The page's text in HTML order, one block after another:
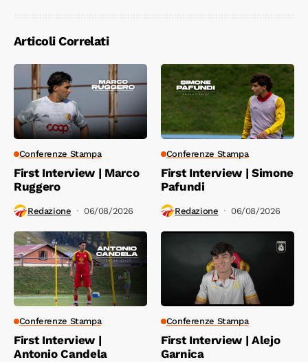
Articoli Correlati
Conferenze Stampa
First Interview | Marco
Ruggero
Redazione 06/08/2026
Conferenze Stampa
First Interview | Simone
Pafundi
Redazione 06/08/2026
Conferenze Stampa
First Interview |
Antonio Candela
Conferenze Stampa
First Interview | Alejo
Garnica